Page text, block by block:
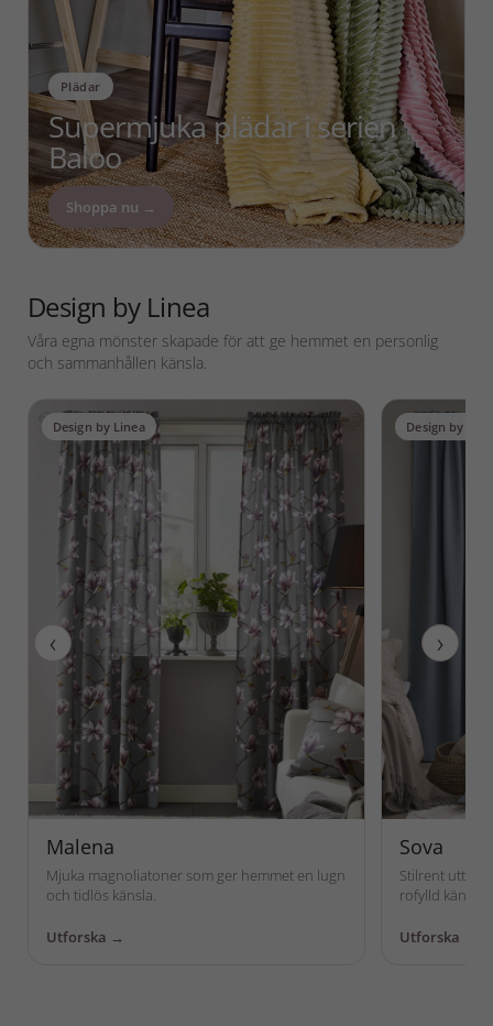
Plädar
Supermjuka plädar i serien
Baloo
Shoppa nu →
Design by Linea
Våra egna mönster skapade för att ge hemmet en personlig
och sammanhållen känsla.
‹
Design by Linea
Malena
Mjuka magnoliatoner som ger hemmet en lugn
och tidlös känsla.
Utforska →
Design by
Sova
Stilrent
rofylld känsla.
Utforska →
›